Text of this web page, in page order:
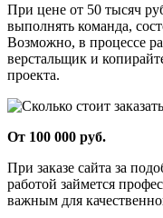
При цене от 50 тысяч
выполнять команда,
Возможно, в процессе
верстальщик и
проекта.
От 100 000 руб.
При заказе сайта за
работой займется
важным для